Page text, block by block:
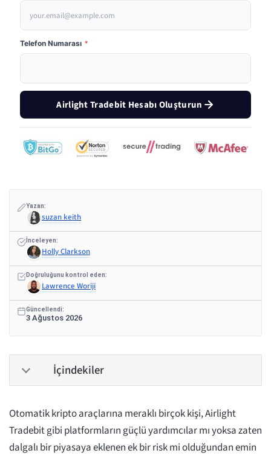
Telefon Numarası *
Airlight Tradebit Hesabı Oluşturun
Yazan:
suzan keith
İnceleyen:
Holly Clarkson
Doğruluğunu kontrol eden:
Lawrence Woriji
Güncellendi:
3 Ağustos 2026
İçindekiler
Otomatik kripto araçlarına meraklı birçok kişi, Airlight
Tradebit gibi platformların güçlü yardımcılar mı yoksa zaten
dalgalı bir piyasaya eklenen ek bir risk mi olduğundan emin